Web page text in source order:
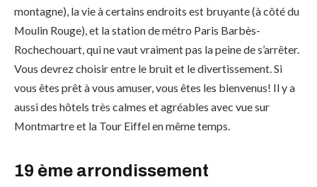
montagne), la vie à certains endroits est bruyante (à côté du
Moulin Rouge), et la station de métro Paris Barbès-
Rochechouart, qui ne vaut vraiment pas la peine de s’arrêter.
Vous devrez choisir entre le bruit et le divertissement. Si
vous êtes prêt à vous amuser, vous êtes les bienvenus! Il y a
aussi des hôtels très calmes et agréables avec vue sur
Montmartre et la Tour Eiffel en même temps.
19 ème arrondissement